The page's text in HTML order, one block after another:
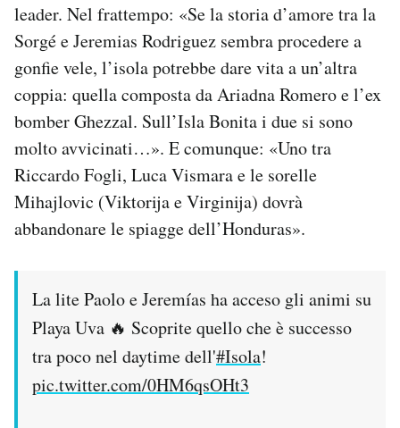
leader. Nel frattempo: «Se la storia d’amore tra la
Sorgé e Jeremias Rodriguez sembra procedere a
gonfie vele, l’isola potrebbe dare vita a un’altra
coppia: quella composta da Ariadna Romero e l’ex
bomber Ghezzal. Sull’Isla Bonita i due si sono
molto avvicinati…». E comunque: «Uno tra
Riccardo Fogli, Luca Vismara e le sorelle
Mihajlovic (Viktorija e Virginija) dovrà
abbandonare le spiagge dell’Honduras».
La lite Paolo e Jeremías ha acceso gli animi su
Playa Uva 🔥 Scoprite quello che è successo
tra poco nel daytime dell'#Isola!
pic.twitter.com/0HM6qsOHt3